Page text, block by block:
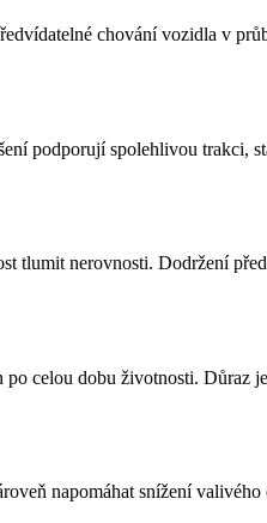
chování vozidla v
podporují spolehlivou trakci,
tlumit nerovnosti. Dodržení
celou dobu životnosti. Důraz
napomáhat snížení